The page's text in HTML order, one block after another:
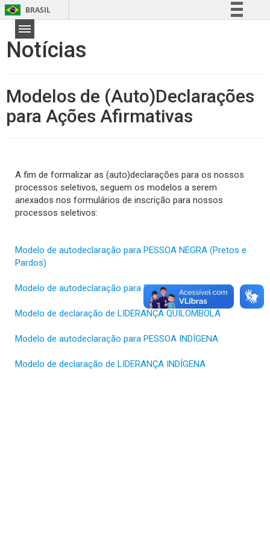
BRASIL
Legislação
Canais
Notícias
Modelos de (Auto)Declarações
para Ações Afirmativas
A fim de formalizar as (auto)declarações para os nossos
processos seletivos, seguem os modelos a serem
anexados nos formulários de inscrição para nossos
processos seletivos:
Modelo de autodeclaração para PESSOA NEGRA (Pretos e
Pardos)
Modelo de autodeclaração para PESSOA QUILOMBOLA
Modelo de declaração de LIDERANÇA QUILOMBOLA
Modelo de autodeclaração para PESSOA INDÍGENA
Modelo de declaração de LIDERANÇA INDÍGENA